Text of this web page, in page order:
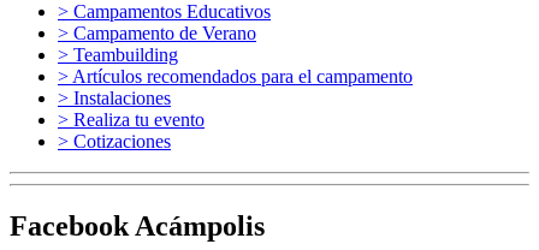
> Campamentos Educativos
> Campamento de Verano
> Teambuilding
> Artículos recomendados para el campamento
> Instalaciones
> Realiza tu evento
> Cotizaciones
Facebook Acámpolis